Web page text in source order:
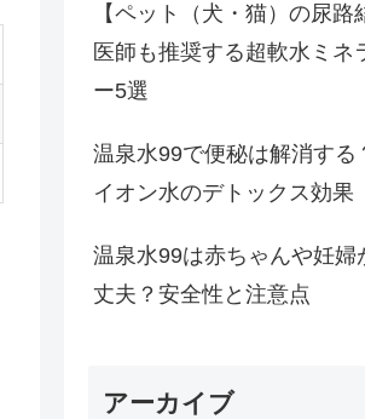
【ペット（犬・猫）の尿路
医師も推奨する超軟水ミネ
ー5選
温泉水99で便秘は解消する
イオン水のデトックス効果
温泉水99は赤ちゃんや妊婦
丈夫？安全性と注意点
アーカイブ